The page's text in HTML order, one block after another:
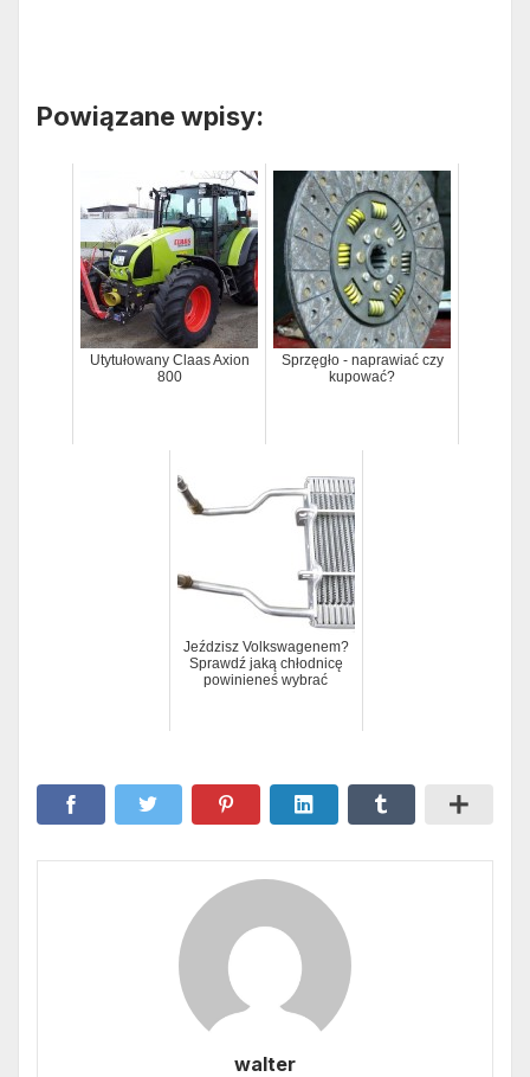
Powiązane wpisy:
Utytułowany Claas Axion
800
Sprzęgło - naprawiać czy
kupować?
Jeździsz Volkswagenem?
Sprawdź jaką chłodnicę
powinieneś wybrać
walter